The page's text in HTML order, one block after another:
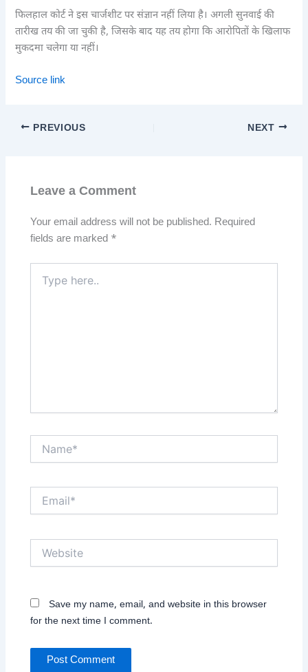
फिलहाल कोर्ट ने इस चार्जशीट पर संज्ञान नहीं लिया है। अगली सुनवाई की
तारीख तय की जा चुकी है, जिसके बाद यह तय होगा कि आरोपितों के खिलाफ
मुकदमा चलेगा या नहीं।
Source link
PREVIOUS NEXT
Leave a Comment
Your email address will not be published. Required
fields are marked *
here..
Save my name, email, and website in this browser
for the next time I comment.